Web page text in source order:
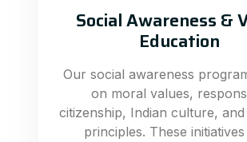
Social Awareness &
Education
Our social awareness
on moral values,
citizenship, Indian culture,
principles. These